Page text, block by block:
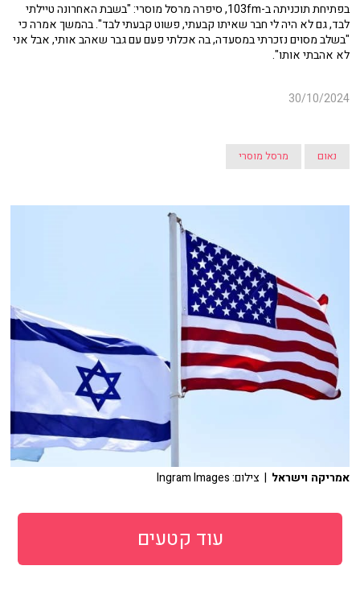
בפתיחת תוכניתה ב-103fm, סיפרה מרסל מוסרי: "בשבת האחרונה טיילתי
לבד, גם לא היה לי חבר שאיתו קבעתי, פשוט קבעתי לבד". בהמשך אמרה כי
"בשלב מסוים נזכרתי במסעדה, בה אכלתי פעם עם גבר שאהב אותי, אבל אני
לא אהבתי אותו".
30/10/2024
נאום מרסל מוסרי
אמריקה וישראל | צילום: Ingram Images
עוד קטעים